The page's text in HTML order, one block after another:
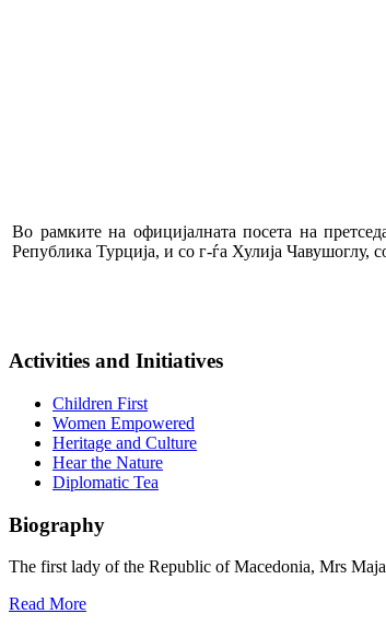
Во рамките на официјалната посета на
Република Турција, и со г-ѓа Хулија Чавушоглу,
Activities and Initiatives
Children First
Women Empowered
Heritage and Culture
Hear the Nature
Diplomatic Tea
Biography
The first lady of the Republic of Macedonia, Mrs
Read More